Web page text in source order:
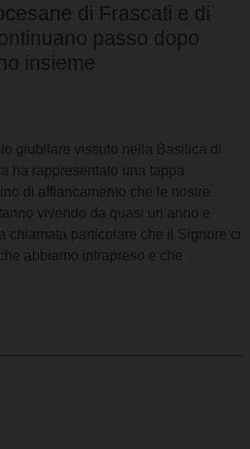
di Frascati e di
passo dopo
insieme
giubilare vissuto nella Basilica di
ha rappresentato una tappa
di affiancamento che le nostre
vivendo da quasi un anno e
chiamata particolare che il Signore ci
abbiamo intrapreso e che